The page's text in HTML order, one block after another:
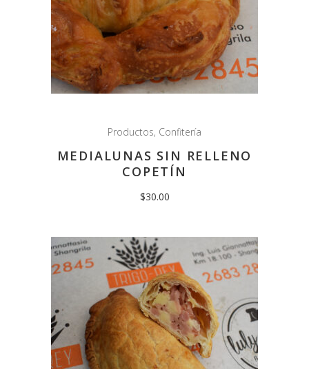
Productos, Confitería
MEDIALUNAS SIN RELLENO
COPETÍN
$30.00